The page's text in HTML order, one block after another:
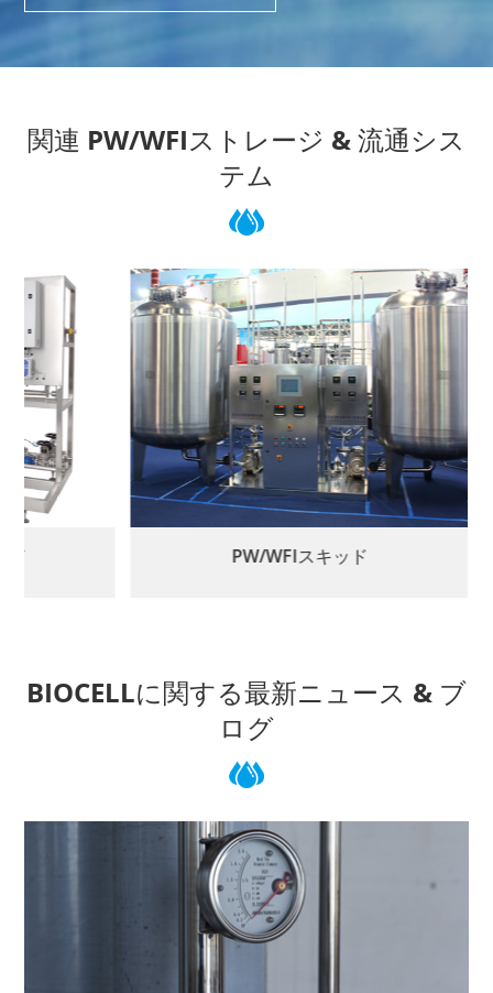
関連 PW/WFIストレージ & 流通シス
テム
ド PW/WFIスキッド
BIOCELLに関する最新ニュース & ブ
ログ